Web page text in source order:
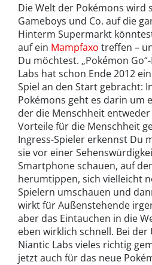
Die Welt der Pokémons wird
Gameboys und Co. auf die
Hinterm Supermarkt
auf ein Mampfaxo treffen –
Du möchtest. „Pokémon
Labs hat schon Ende 2012
Spiel an den Start gebracht:
Pokémons geht es darin um
der die Menschheit
Vorteile für die Menschheit
Ingress-Spieler erkennst Du
sie vor einer
Smartphone schauen, auf
herumtippen, sich vielleicht
Spielern umschauen und
wirkt für Außenstehende
aber das Eintauchen in die
eben wirklich schnell. Bei
Niantic Labs vieles richtig
jetzt auch für das neue